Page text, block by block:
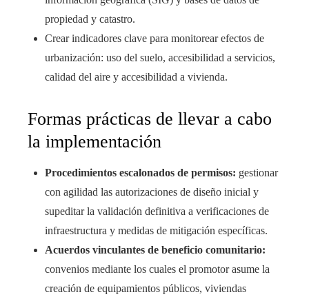
propiedad y catastro.
Crear indicadores clave para monitorear efectos de
urbanización: uso del suelo, accesibilidad a servicios,
calidad del aire y accesibilidad a vivienda.
Formas prácticas de llevar a cabo
la implementación
Procedimientos escalonados de permisos: gestionar
con agilidad las autorizaciones de diseño inicial y
supeditar la validación definitiva a verificaciones de
infraestructura y medidas de mitigación específicas.
Acuerdos vinculantes de beneficio comunitario:
convenios mediante los cuales el promotor asume la
creación de equipamientos públicos, viviendas